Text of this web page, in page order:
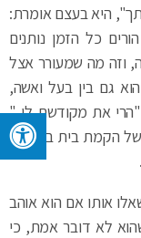
היא בעצם אומרת:
כל הזמן נותנים
וזה מה שמעורר אצל
גם בין בעל ואשה,
את מקודשת לי.."
הקמת בית בישראל
אותו אם הוא אוהב
לא דובר אמת, כי